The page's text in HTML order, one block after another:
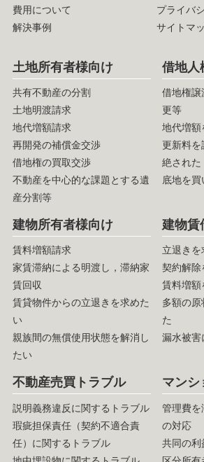
費用について
解決事例
プライバ
サイトマ
土地所有者様向け
共有不動産の分割
土地明渡請求
地代増額請求
再開発の補償金交渉
借地権の買取交渉
不動産を中心的な課題とする遺
産分割等
借地人
借地権譲
更等
地代増額
更新料を
絶された
底地を
建物所有者様向け
賃料増額請求
家賃滞納による明渡し，滞納家
賃回収
賃貸物件からの立退きを求めた
い
親族間の無償使用状態を解消し
たい
建物賃
立退きを
契約解除
賃料増額
多額の
た
漏水被害
不動産売買トラブル
説明義務違反に関するトラブル
瑕疵担保責任（契約不適合責
任）に関するトラブル
マンシ
管理費を
の対応
共同の利